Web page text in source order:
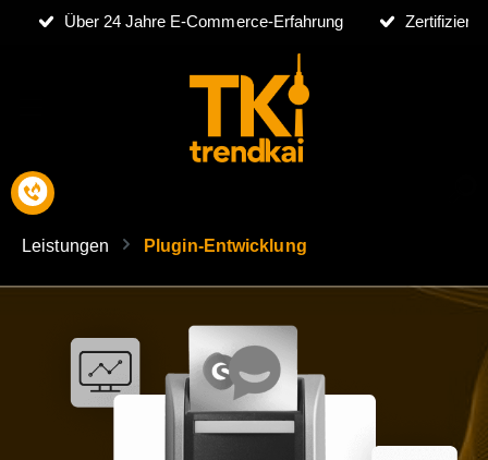
Über 24 Jahre E-Commerce-Erfahrung
Leistungen Plugin-Entwicklung